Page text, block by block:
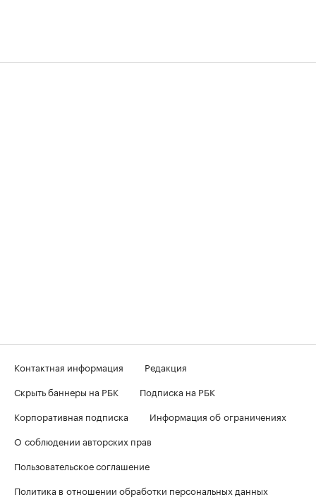
Контактная информация
Редакция
Скрыть баннеры на РБК
Подписка на РБК
Корпоративная подписка
Информация об ограничениях
О соблюдении авторских прав
Пользовательское соглашение
Политика в отношении обработки персональных данных